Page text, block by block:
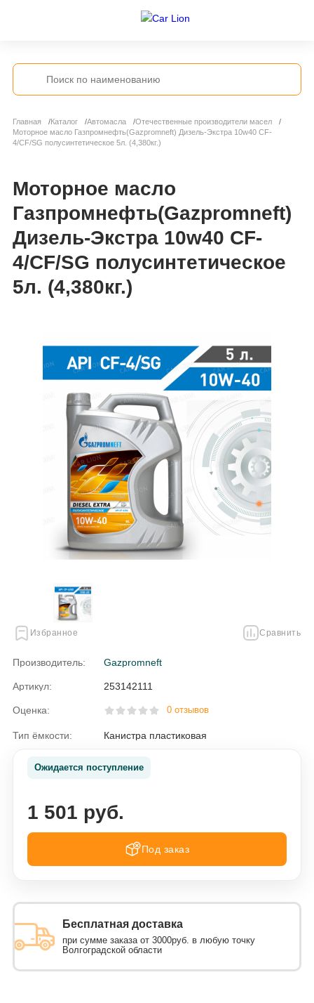
Главная Каталог Автомасла
Отечественные производители масел
Моторное масло Газпромнефть(Gazpromneft) Дизель-Экстра 10w40 CF-
4/CF/SG полусинтетическое 5л. (4,380кг.)
Моторное масло
Газпромнефть(Gazpromneft)
Дизель-Экстра 10w40 CF-
4/CF/SG полусинтетическое
5л. (4,380кг.)
Избранное Сравнить
Производитель: Gazpromneft
Артикул: 253142111
Оценка: 0 отзывов
Тип ёмкости: Канистра пластиковая
Ожидается поступление
1 501 руб.
Под заказ
Бесплатная доставка
при сумме заказа от 3000руб. в любую точку
Волгоградской области